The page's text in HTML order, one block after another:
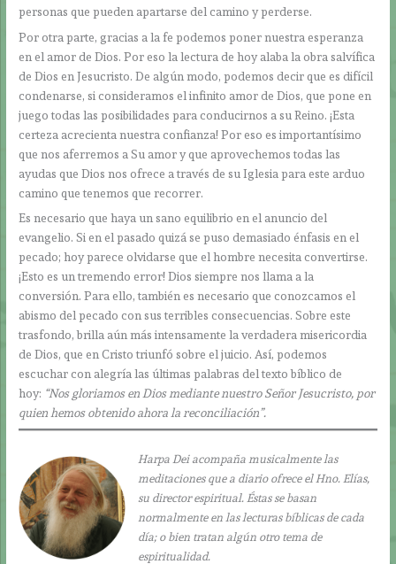
personas que pueden apartarse del camino y perderse.
Por otra parte, gracias a la fe podemos poner nuestra esperanza
en el amor de Dios. Por eso la lectura de hoy alaba la obra salvífica
de Dios en Jesucristo. De algún modo, podemos decir que es difícil
condenarse, si consideramos el infinito amor de Dios, que pone en
juego todas las posibilidades para conducirnos a su Reino. ¡Esta
certeza acrecienta nuestra confianza! Por eso es importantísimo
que nos aferremos a Su amor y que aprovechemos todas las
ayudas que Dios nos ofrece a través de su Iglesia para este arduo
camino que tenemos que recorrer.
Es necesario que haya un sano equilibrio en el anuncio del
evangelio. Si en el pasado quizá se puso demasiado énfasis en el
pecado; hoy parece olvidarse que el hombre necesita convertirse.
¡Esto es un tremendo error! Dios siempre nos llama a la
conversión. Para ello, también es necesario que conozcamos el
abismo del pecado con sus terribles consecuencias. Sobre este
trasfondo, brilla aún más intensamente la verdadera misericordia
de Dios, que en Cristo triunfó sobre el juicio. Así, podemos
escuchar con alegría las últimas palabras del texto bíblico de
hoy: “Nos gloriamos en Dios mediante nuestro Señor Jesucristo, por
quien hemos obtenido ahora la reconciliación”.
Harpa Dei acompaña musicalmente las
meditaciones que a diario ofrece el Hno. Elías,
su director espiritual. Éstas se basan
normalmente en las lecturas bíblicas de cada
día; o bien tratan algún otro tema de
espiritualidad.